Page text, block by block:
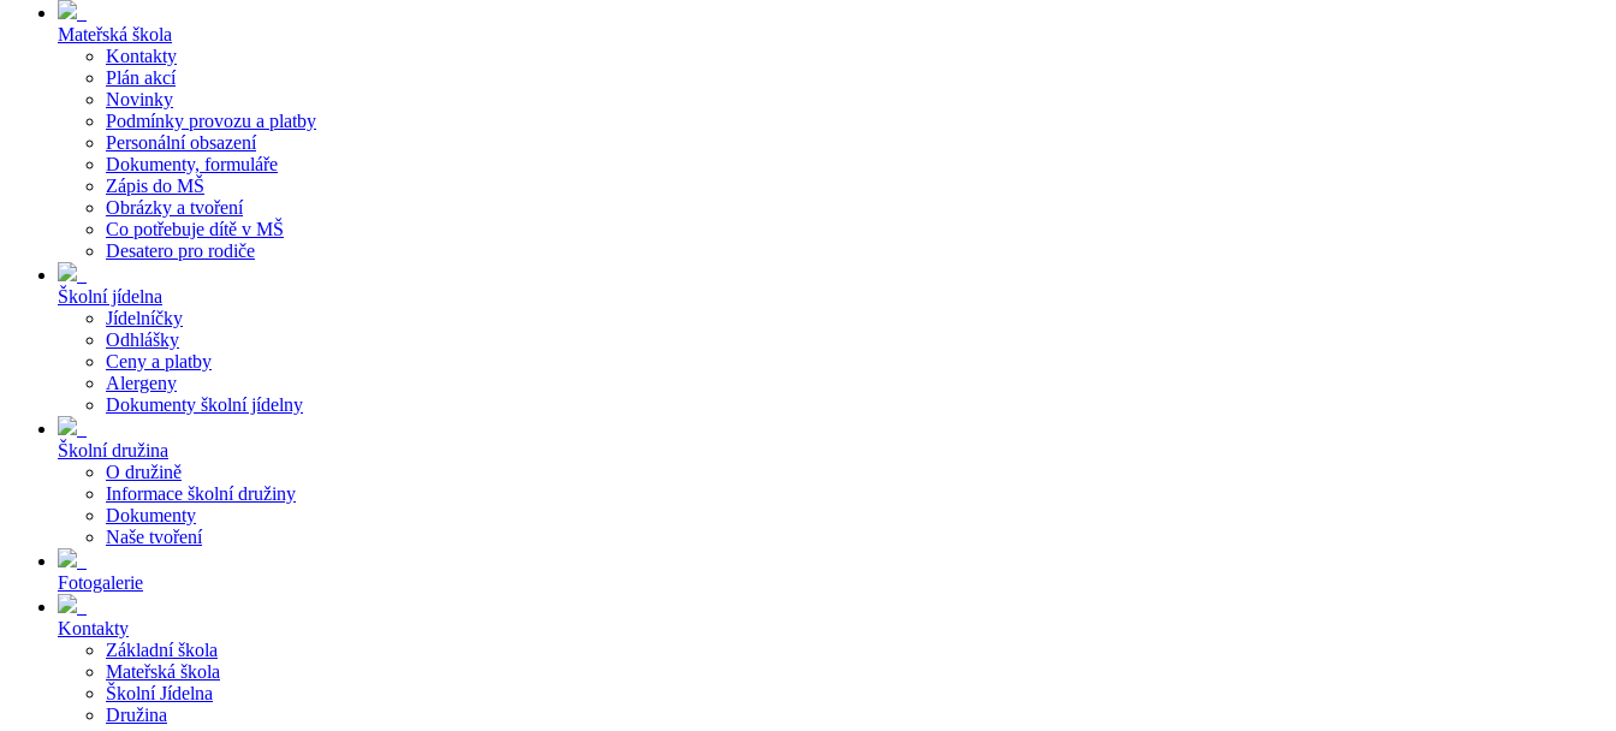
Mateřská škola
Kontakty
Plán akcí
Novinky
Podmínky provozu a platby
Personální obsazení
Dokumenty, formuláře
Zápis do MŠ
Obrázky a tvoření
Co potřebuje dítě v MŠ
Desatero pro rodiče
Školní jídelna
Jídelníčky
Odhlášky
Ceny a platby
Alergeny
Dokumenty školní jídelny
Školní družina
O družině
Informace školní družiny
Dokumenty
Naše tvoření
Fotogalerie
Kontakty
Základní škola
Mateřská škola
Školní Jídelna
Družina